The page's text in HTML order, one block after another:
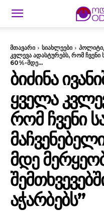
მთავარი სიახლეები
კვლევა ადასტურებს, რომ
60%-მდე...
ᲑᲘᲫᲘᲜᲐ
ᲧᲕᲔᲚᲐ
ᲠᲝᲛ ᲩᲕᲔᲜᲘ
ᲛᲓᲔ
ᲐᲭᲐᲠᲑᲔᲑᲡ”